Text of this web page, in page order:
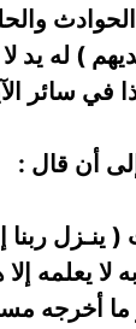
) له يد لا
في سائر
إلى أن قال :
ربنا
لا يعلمه
أخرجه